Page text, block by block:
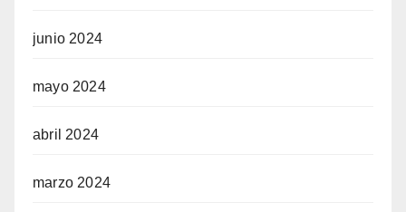
junio 2024
mayo 2024
abril 2024
marzo 2024